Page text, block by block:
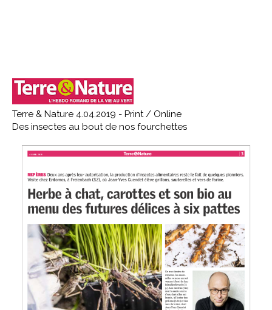
Terre & Nature 4.04.2019 - Print / Online
Des insectes au bout de nos fourchettes